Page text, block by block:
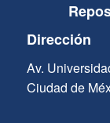
Dirección
Av.
Ciudad de